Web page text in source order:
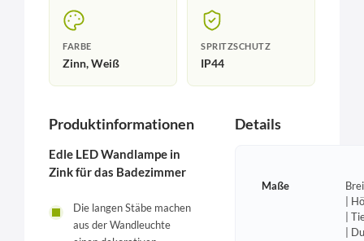
FARBE
Zinn, Weiß
SPRITZSCHUTZ
IP44
Produktinformationen
Edle LED Wandlampe in
Zink für das Badezimmer
Die langen Stäbe machen
aus der Wandleuchte
Details
Maße
|
|
|